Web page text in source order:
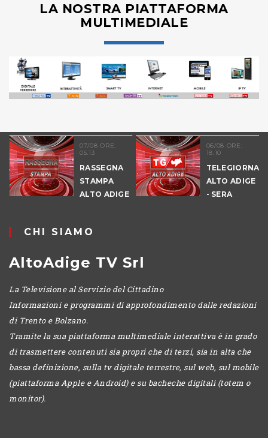
LA NOSTRA PIATTAFORMA
MULTIMEDIALE
07/08 ORE:
05.13
RASSEGNA
STAMPA
ALTO ADIGE
06/08 ORE:
18.10
TELEGIORNALE
ALTO ADIGE
- SERA
CHI SIAMO
AltoAdige TV Srl
La Televisione al Servizio del Cittadino
Informazioni e programmi di approfondimento dalle redazioni
di Trento e Bolzano.
Tramite la sua piattaforma multimediale interattiva è in grado
di trasmettere contenuti sia propri che di terzi, sia in alta che
bassa definizione, sulla tv digitale terrestre, sul web, sul mobile
(piattaforma Apple e Android) e su bacheche digitali (totem o
monitor).